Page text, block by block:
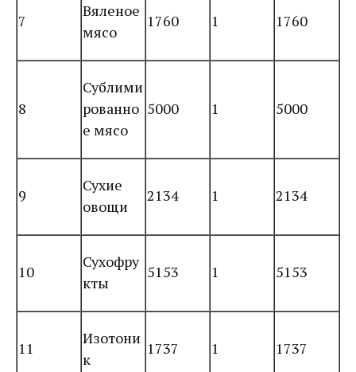
7
Вяленое
мясо
1760 1 1760
8
Сублими
рованно
е мясо
5000 1 5000
9
Сухие
овощи
2134 1 2134
10
Сухофру
кты
5153 1 5153
11
Изотони
к
1737 1 1737